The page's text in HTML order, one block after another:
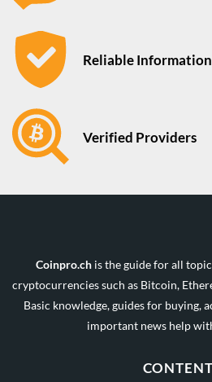
Reliable Information
Verified Providers
Coinpro.ch is the guide for all
cryptocurrencies such as Bitcoin,
Basic knowledge, guides for buying,
important news help